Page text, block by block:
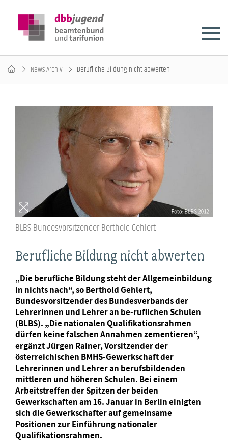
News-Archiv Berufliche Bildung nicht abwerten
BLBS Bundesvorsitzender Berthold Gehlert
Berufliche Bildung nicht abwerten
„Die berufliche Bildung steht der Allgemeinbildung
in nichts nach“, so Berthold Gehlert,
Bundesvorsitzender des Bundesverbands der
Lehrerinnen und Lehrer an be-ruflichen Schulen
(BLBS). „Die nationalen Qualifikationsrahmen
dürfen keine falschen Annahmen zementieren“,
ergänzt Jürgen Rainer, Vorsitzender der
österreichischen BMHS-Gewerkschaft der
Lehrerinnen und Lehrer an berufsbildenden
mittleren und höheren Schulen. Bei einem
Arbeitstreffen der Spitzen der beiden
Gewerkschaften am 16. Januar in Berlin einigten
sich die Gewerkschafter auf gemeinsame
Positionen zur Einführung nationaler
Qualifikationsrahmen.